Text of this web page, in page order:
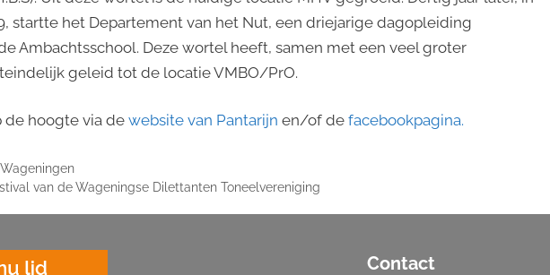
startte het Departement van het Nut, een driejarige dagopleiding
Ambachtsschool. Deze wortel heeft, samen met een veel groter
geleid tot de locatie VMBO/PrO.
hoogte via de website van Pantarijn en/of de facebookpagina.
van de Wageningse Dilettanten Toneelvereniging
Contact